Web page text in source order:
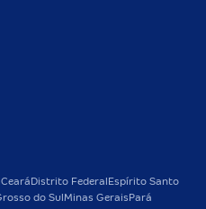
Ceará Distrito Federal Espírito Santo
do Sul Minas Gerais Pará